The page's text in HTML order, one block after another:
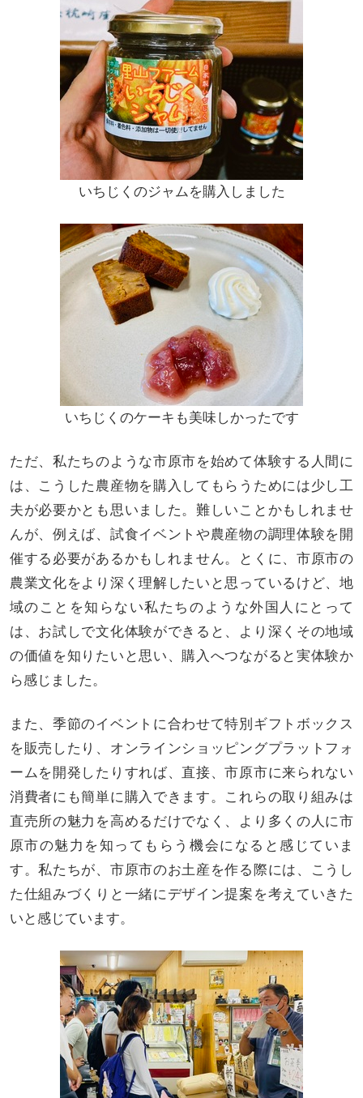
いちじくのジャムを購入しました
いちじくのケーキも美味しかったです
ただ、私たちのような市原市を始めて体験する人間に
は、こうした農産物を購入してもらうためには少し工
夫が必要かとも思いました。難しいことかもしれませ
んが、例えば、試食イベントや農産物の調理体験を開
催する必要があるかもしれません。とくに、市原市の
農業文化をより深く理解したいと思っているけど、地
域のことを知らない私たちのような外国人にとって
は、お試しで文化体験ができると、より深くその地域
の価値を知りたいと思い、購入へつながると実体験か
ら感じました。
また、季節のイベントに合わせて特別ギフトボックス
を販売したり、オンラインショッピングプラットフォ
ームを開発したりすれば、直接、市原市に来られない
消費者にも簡単に購入できます。これらの取り組みは
直売所の魅力を高めるだけでなく、より多くの人に市
原市の魅力を知ってもらう機会になると感じていま
す。私たちが、市原市のお土産を作る際には、こうし
た仕組みづくりと一緒にデザイン提案を考えていきた
いと感じています。